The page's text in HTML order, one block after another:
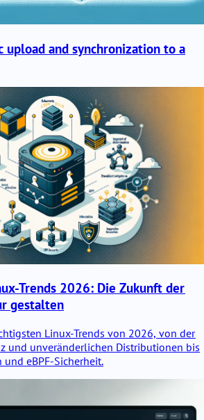
and synchronization to a
Trends 2026: Die Zukunft der
gestalten
Linux-Trends von 2026, von der
und unveränderlichen Distributionen bis
eBPF-Sicherheit.